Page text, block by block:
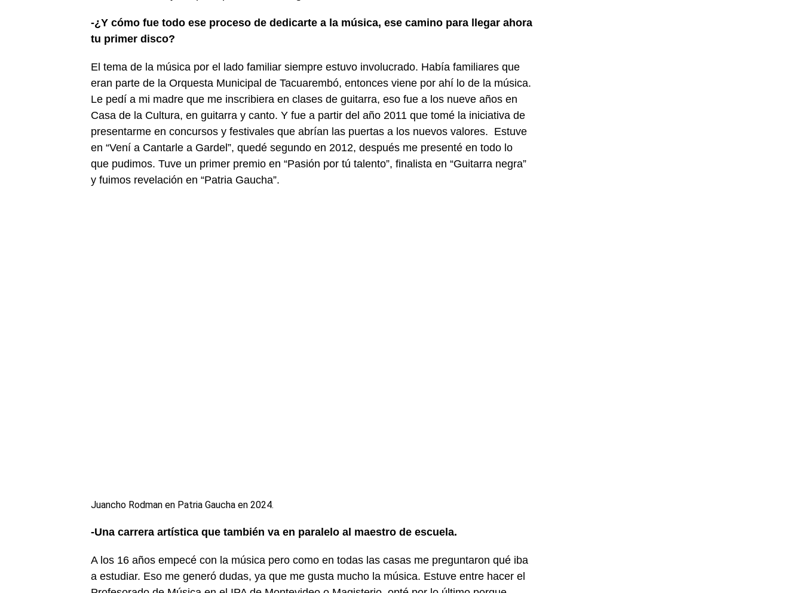
-¿Y cómo fue todo ese proceso de dedicarte a la música, ese camino para llegar ahora
tu primer disco?
El tema de la música por el lado familiar siempre estuvo involucrado. Había familiares que
eran parte de la Orquesta Municipal de Tacuarembó, entonces viene por ahí lo de la música.
Le pedí a mi madre que me inscribiera en clases de guitarra, eso fue a los nueve años en
Casa de la Cultura, en guitarra y canto. Y fue a partir del año 2011 que tomé la iniciativa de
presentarme en concursos y festivales que abrían las puertas a los nuevos valores. Estuve
en “Vení a Cantarle a Gardel”, quedé segundo en 2012, después me presenté en todo lo
que pudimos. Tuve un primer premio en “Pasión por tú talento”, finalista en “Guitarra negra”
y fuimos revelación en “Patria Gaucha”.
Juancho Rodman en Patria Gaucha en 2024.
-Una carrera artística que también va en paralelo al maestro de escuela.
A los 16 años empecé con la música pero como en todas las casas me preguntaron qué iba
a estudiar. Eso me generó dudas, ya que me gusta mucho la música. Estuve entre hacer el